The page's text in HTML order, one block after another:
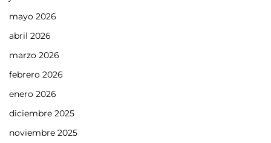
mayo 2026
abril 2026
marzo 2026
febrero 2026
enero 2026
diciembre 2025
noviembre 2025